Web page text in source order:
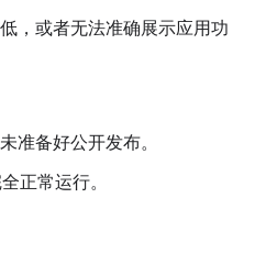
，或者无法准确展示应用功
准备好公开发布。
正常运行。